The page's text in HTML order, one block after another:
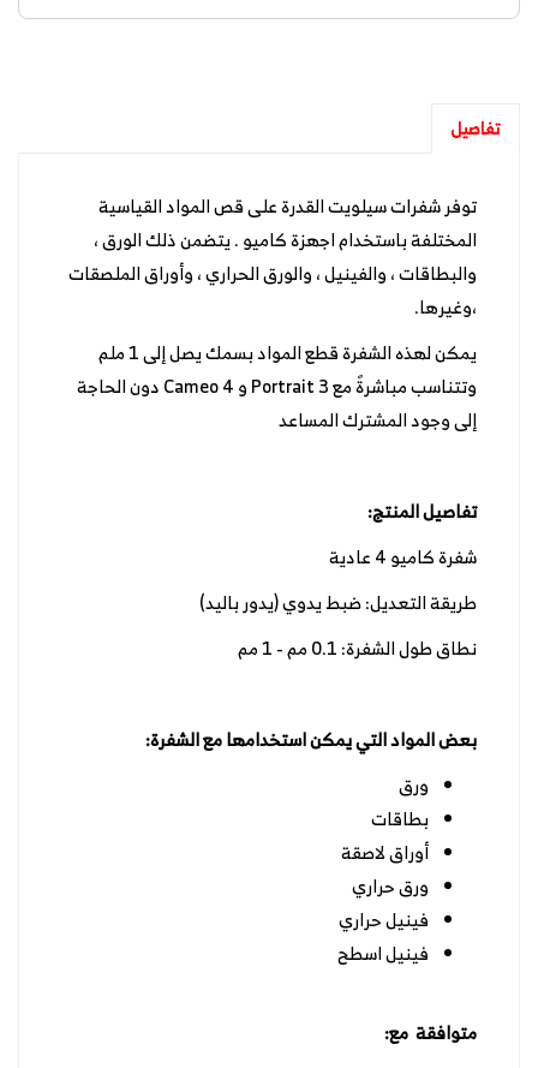
تفاصيل
توفر شفرات سيلويت القدرة على قص المواد القياسية
المختلفة باستخدام اجهزة كاميو . يتضمن ذلك الورق ،
والبطاقات ، والفينيل ، والورق الحراري ، وأوراق الملصقات
،وغيرها.
يمكن لهذه الشفرة قطع المواد بسمك يصل إلى 1 ملم
وتتناسب مباشرةً مع Portrait 3 و Cameo 4 دون الحاجة
إلى وجود المشترك المساعد
تفاصيل المنتج:
شفرة كاميو 4 عادية
طريقة التعديل: ضبط يدوي (يدور باليد)
نطاق طول الشفرة: 0.1 مم - 1 مم
بعض المواد التي يمكن استخدامها مع الشفرة:
ورق
بطاقات
أوراق لاصقة
ورق حراري
فينيل حراري
فينيل اسطح
متوافقة مع: